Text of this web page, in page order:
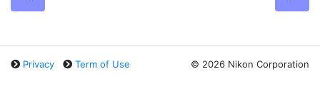
Privacy Term of Use © 2026 Nikon Corporation